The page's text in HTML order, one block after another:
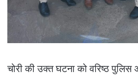
चोरी की उक्त घटना को वरिष्ठ पुलिस